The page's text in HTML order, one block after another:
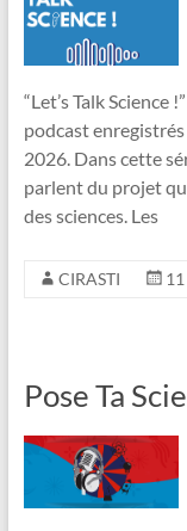
“Let’s Talk Science
podcast enregistrés
2026. Dans cette
parlent du projet
des sciences. Les
CIRASTI
Pose Ta